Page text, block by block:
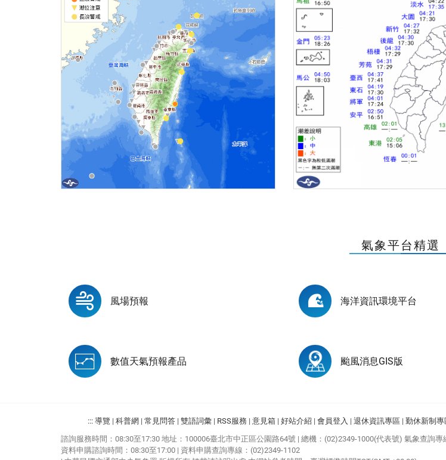
氣象平台精選
風場預報 海洋資訊環境平台
數值天氣預報產品 颱風消息GIS版
::: 導覽 | 科普網 | 常見問答 | 雙語詞彙 | RSS服務 | 意見箱 | 好站介紹 | 會員登入 | 退休資訊專區 | 勤休新制專
諮詢服務時間：08:30至17:30 地址：100006臺北市中正區公園路64號 | 總機：(02)2349-1000(代表號) 氣象查詢專
資料申購諮詢時間：08:30至17:00 | 資料申購查詢專線：(02)2349-1102